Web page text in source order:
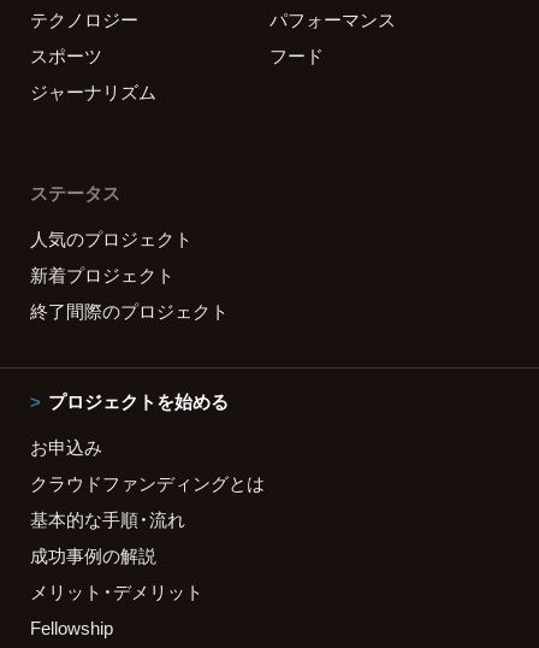
テクノロジー
パフォーマンス
スポーツ
フード
ジャーナリズム
ステータス
人気のプロジェクト
新着プロジェクト
終了間際のプロジェクト
プロジェクトを始める
お申込み
クラウドファンディングとは
基本的な手順・流れ
成功事例の解説
メリット・デメリット
Fellowship